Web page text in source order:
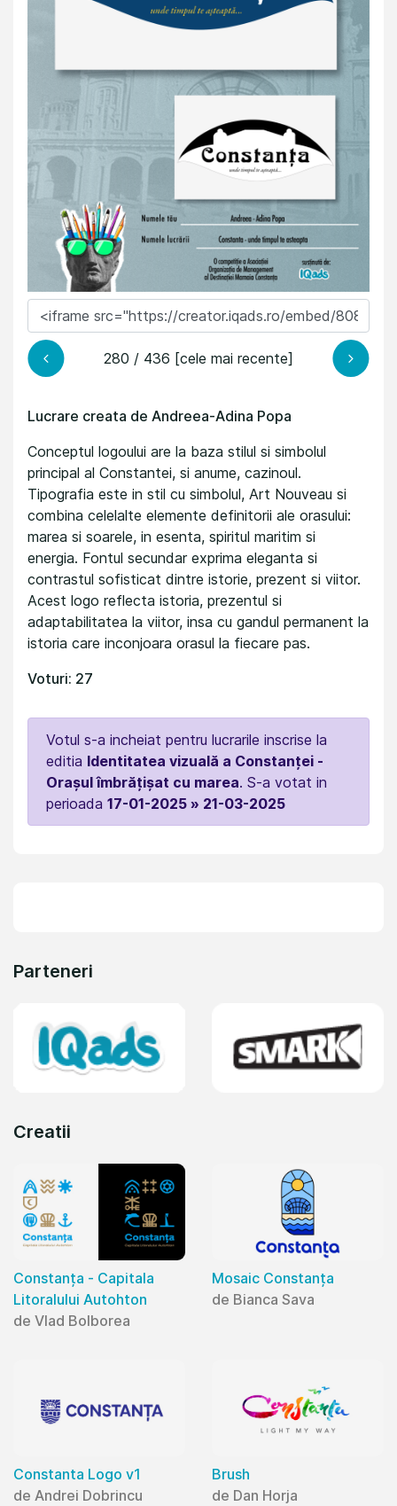
280 / 436 [cele mai recente]
Lucrare creata de Andreea-Adina Popa
Conceptul logoului are la baza stilul si simbolul
principal al Constantei, si anume, cazinoul.
Tipografia este in stil cu simbolul, Art Nouveau si
combina celelalte elemente definitorii ale orasului:
marea si soarele, in esenta, spiritul maritim si
energia. Fontul secundar exprima eleganta si
contrastul sofisticat dintre istorie, prezent si viitor.
Acest logo reflecta istoria, prezentul si
adaptabilitatea la viitor, insa cu gandul permanent la
istoria care inconjoara orasul la fiecare pas.
Voturi: 27
Votul s-a incheiat pentru lucrarile inscrise la
editia Identitatea vizuală a Constanței -
Orașul îmbrățișat cu marea. S-a votat in
perioada 17-01-2025 » 21-03-2025
Parteneri
Creatii
Constanța - Capitala
Litoralului Autohton
de Vlad Bolborea
Mosaic Constanța
de Bianca Sava
Constanta Logo v1
de Andrei Dobrincu
Brush
de Dan Horja